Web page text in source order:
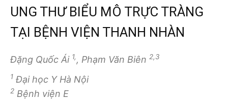
UNG THƯ BIỂU MÔ TRỰC TRÀNG
TẠI BỆNH VIỆN THANH NHÀN
Đặng Quốc Ái 1,, Phạm Văn Biên 2,3
1 Đại học Y Hà Nội
2 Bệnh viện E